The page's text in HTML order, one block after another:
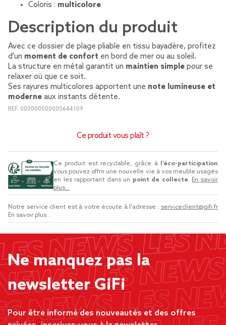
Coloris : multicolore
Description du produit
Avec ce dossier de plage pliable en tissu bayadère, profitez
d'un moment de confort en bord de mer ou au soleil.
La structure en métal garantit un maintien simple pour se
relaxer où que ce soit.
Ses rayures multicolores apportent une note lumineuse et
moderne aux instants détente.
REF. 000000000000644109
Ce produit vous plaît ?
Ce produit est recyclable, grâce à
l’éco-participation
vous pouvez offrir une nouvelle vie à vos meuble usagés
en les rapportant dans un point de collecte. En savoir
plus....
Notre service client est à votre écoute à l'adresse : serviceclient@gifi.fr
En savoir plus...
Ne manquez pas la
newsletter GiFi
Pour être informé des nouveautés et des offres